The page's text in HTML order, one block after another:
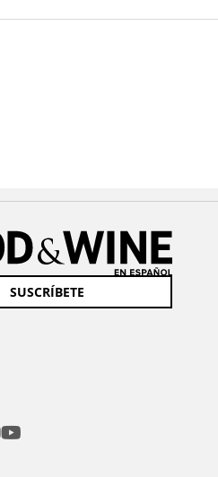
SUSCRÍBETE